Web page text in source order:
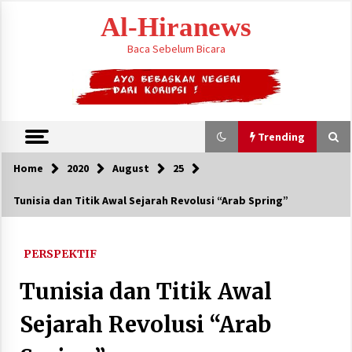
Al-Hiranews
Baca Sebelum Bicara
Trending
Trending
KTT Trilateral : Pemimpim Arab Saudi,
August 7, 2026
Home 2020 August 25
Tunisia dan Titik Awal Sejarah Revolusi “Arab Spring”
PERSPEKTIF
Tunisia dan Titik Awal
Sejarah Revolusi “Arab